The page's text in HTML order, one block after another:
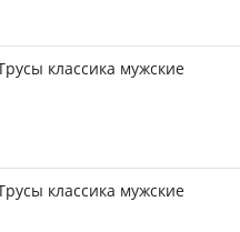
классика мужские
классика мужские